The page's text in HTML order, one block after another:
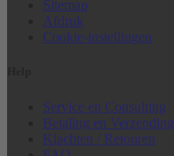
Sitemap
Afdruk
Cookie-instellingen
Service en Consulting
Betaling en Verzending
Klachten / Retouren